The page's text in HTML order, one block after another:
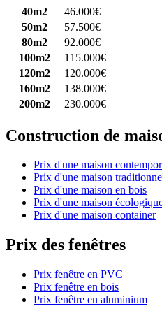
40m2
46.000€
50m2
57.500€
80m2
92.000€
100m2
115.000€
120m2
120.000€
160m2
138.000€
200m2
230.000€
Construction de
Prix d'une maison
Prix d'une maison
Prix d'une maison en bois
Prix d'une maison
Prix d'une maison container
Prix des fenêtres
Prix fenêtre en PVC
Prix fenêtre en bois
Prix fenêtre en aluminium